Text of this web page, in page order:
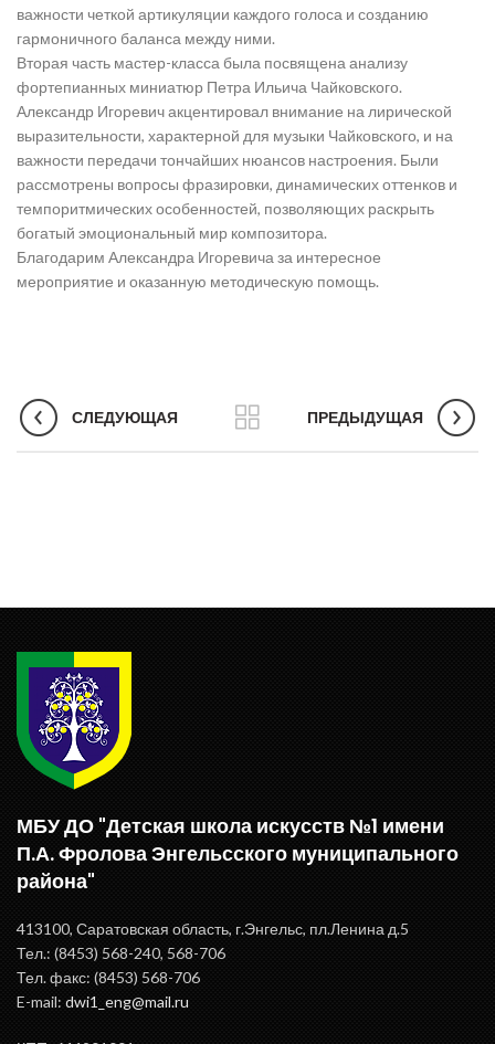
важности четкой артикуляции каждого голоса и созданию
гармоничного баланса между ними.
Вторая часть мастер-класса была посвящена анализу
фортепианных миниатюр Петра Ильича Чайковского.
Александр Игоревич акцентировал внимание на лирической
выразительности, характерной для музыки Чайковского, и на
важности передачи тончайших нюансов настроения. Были
рассмотрены вопросы фразировки, динамических оттенков и
темпоритмических особенностей, позволяющих раскрыть
богатый эмоциональный мир композитора.
Благодарим Александра Игоревича за интересное
мероприятие и оказанную методическую помощь.
СЛЕДУЮЩАЯ ПРЕДЫДУЩАЯ
МБУ ДО "Детская школа искусств №1 имени
П.А. Фролова Энгельсского муниципального
района"
413100, Саратовская область, г.Энгельс, пл.Ленина д.5
Тел.: (8453) 568-240, 568-706
Тел. факс: (8453) 568-706
E-mail: dwi1_eng@mail.ru